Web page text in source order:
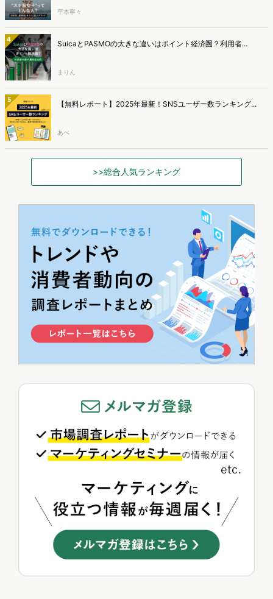
平本寧々
4 SuicaとPASMOの大きな違いはポイント経済圏？利用者...
まりん
5 【無料レポート】2025年最新！SNSユーザー数ランキング...
あべ
>>総合人気ランキング